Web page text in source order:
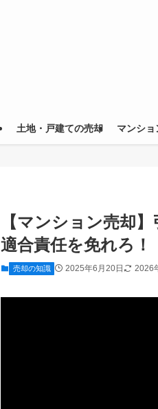
土地・戸建ての売却 マンショ
【マンション売却
適合責任を免れろ！
売却の知識 2025年6月20日 2026